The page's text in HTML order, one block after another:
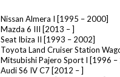
Nissan Almera I [1995 – 2000]
Mazda 6 III [2013 – ]
Seat Ibiza II [1993 – 2002]
Toyota Land Cruiser Station
Mitsubishi Pajero Sport I [1996 –
Audi S6 IV C7 [2012 – ]